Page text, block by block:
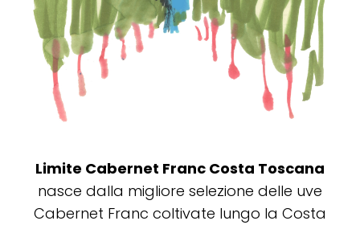
Limite Cabernet Franc Costa Toscana
nasce dalla migliore selezione delle uve
Cabernet Franc coltivate lungo la Costa